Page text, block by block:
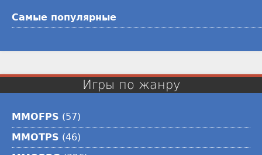
Самые популярные
Игры по жанру
MMOFPS (57)
MMOTPS (46)